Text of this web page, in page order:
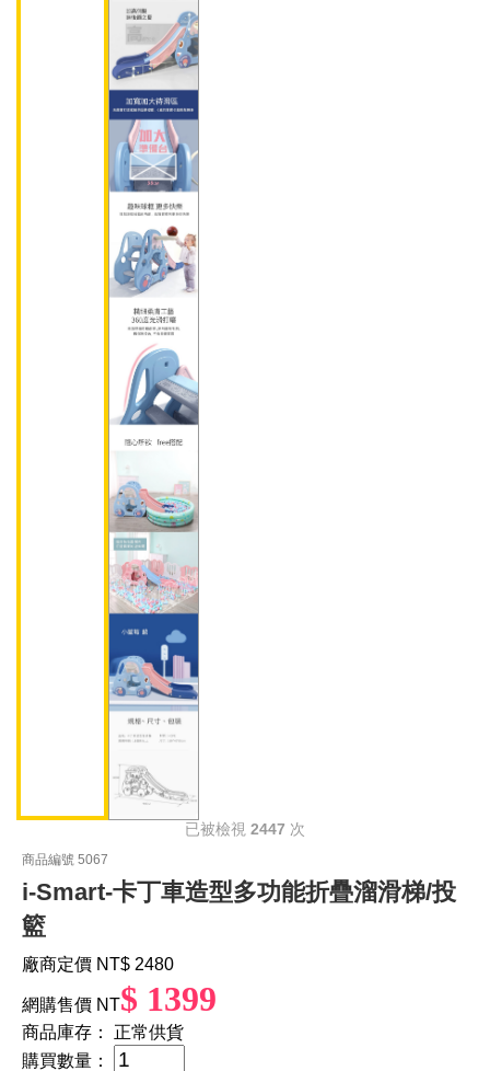
已被檢視 2447 次
商品編號 5067
i-Smart-卡丁車造型多功能折疊溜滑梯/投
籃
廠商定價 NT$ 2480
網購售價 NT$ 1399
商品庫存：
正常供貨
購買數量：